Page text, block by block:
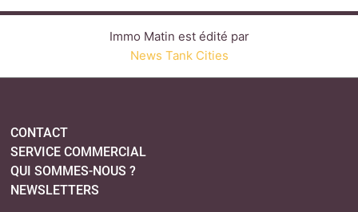
Immo Matin est édité par
News Tank Cities
CONTACT
SERVICE COMMERCIAL
QUI SOMMES-NOUS ?
NEWSLETTERS